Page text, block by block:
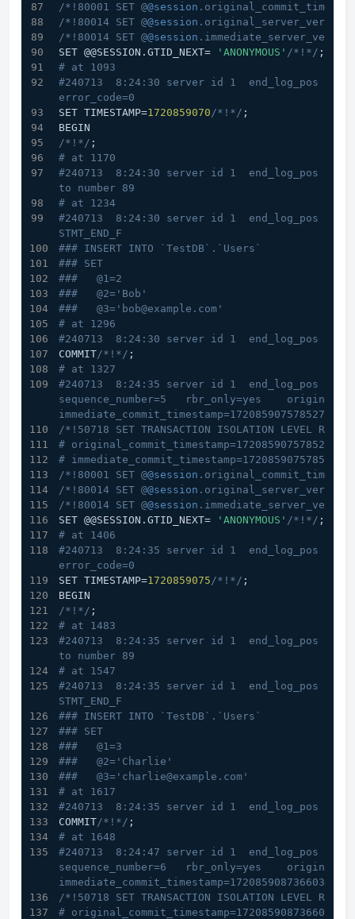
/*!80001 SET @@session
/*!80014 SET @@session
/*!80014 SET @@session
SET @@SESSION.GTID_NEXT=
'ANONYMOUS' /*!*/ ;
# at 1093
#240713  8:24:30 server id 1  end_log_pos 1170
error_code=0
SET TIMESTAMP=1720859070/*!*/ ;
BEGIN
/*!*/ ;
# at 1170
#240713  8:24:30 server id 1  end_log_pos 1234
to number 89
# at 1234
#240713  8:24:30 server id 1  end_log_pos
STMT_END_F
### INSERT INTO `TestDB`.`Users`
### SET
###   @1=2
###   @2='Bob'
###   @3='bob@example.com'
# at 1296
#240713  8:24:30 server id 1  end_log_pos 1327
COMMIT/*!*/ ;
# at 1327
#240713  8:24:35 server id 1  end_log_pos 1406
sequence_number=5   rbr_only=yes
immediate_commit_timestamp=1720859075785273
/*!50718 SET TRANSACTION ISOLATION LEVEL READ
# original_commit_timestamp=1720859075785273
#
/*!80001 SET @@session
/*!80014 SET @@session
/*!80014 SET @@session
SET @@SESSION.GTID_NEXT=
'ANONYMOUS' /*!*/ ;
# at 1406
#240713  8:24:35 server id 1  end_log_pos
error_code=0
SET TIMESTAMP=1720859075/*!*/ ;
BEGIN
/*!*/ ;
# at 1483
#240713  8:24:35 server id 1  end_log_pos 1547
to number 89
# at 1547
#240713  8:24:35 server id 1  end_log_pos
STMT_END_F
### INSERT INTO `TestDB`.`Users`
### SET
###   @1=3
###   @2='Charlie'
###   @3='charlie@example.com'
# at 1617
#240713  8:24:35 server id 1  end_log_pos 1648
COMMIT/*!*/ ;
# at 1648
#240713  8:24:47 server id 1  end_log_pos 1727
sequence_number=6   rbr_only=yes
immediate_commit_timestamp=1720859087366034
/*!50718 SET TRANSACTION ISOLATION LEVEL READ
# original_commit_timestamp=1720859087366034